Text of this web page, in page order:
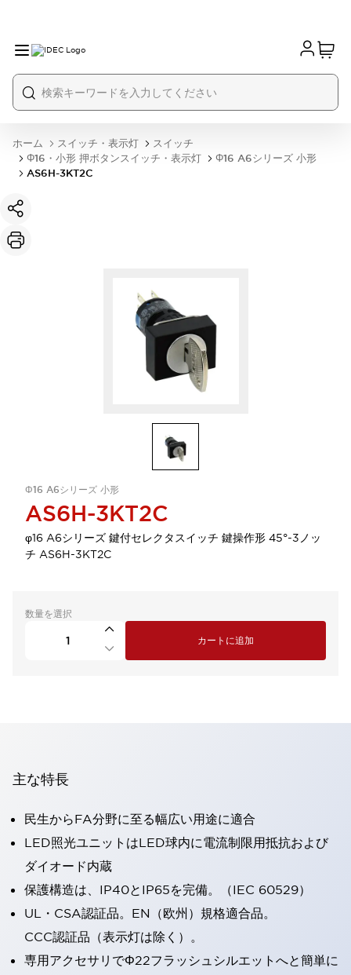
ホーム スイッチ・表示灯
スイッチ
Φ16・小形 押ボタンスイッチ・表示灯
Φ16 A6シリーズ 小形
AS6H-3KT2C
Φ16 A6シリーズ 小形
AS6H-3KT2C
φ16 A6シリーズ 鍵付セレクタスイッチ 鍵操作形 45°-3ノッ
チ AS6H-3KT2C
数量を選択
カートに追加
主な特長
民生からFA分野に至る幅広い用途に適合
LED照光ユニットはLED球内に電流制限用抵抗および
ダイオード内蔵
保護構造は、IP40とIP65を完備。（IEC 60529）
UL・CSA認証品。EN（欧州）規格適合品。
CCC認証品（表示灯は除く）。
専用アクセサリでΦ22フラッシュシルエットへと簡単に